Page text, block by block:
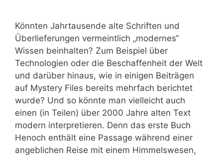
Könnten Jahrtausende alte Schriften und
Überlieferungen vermeintlich „modernes“
Wissen beinhalten? Zum Beispiel über
Technologien oder die Beschaffenheit der Welt
und darüber hinaus, wie in einigen Beiträgen
auf Mystery Files bereits mehrfach berichtet
wurde? Und so könnte man vielleicht auch
einen (in Teilen) über 2000 Jahre alten Text
modern interpretieren. Denn das erste Buch
Henoch enthält eine Passage während einer
angeblichen Reise mit einem Himmelswesen,